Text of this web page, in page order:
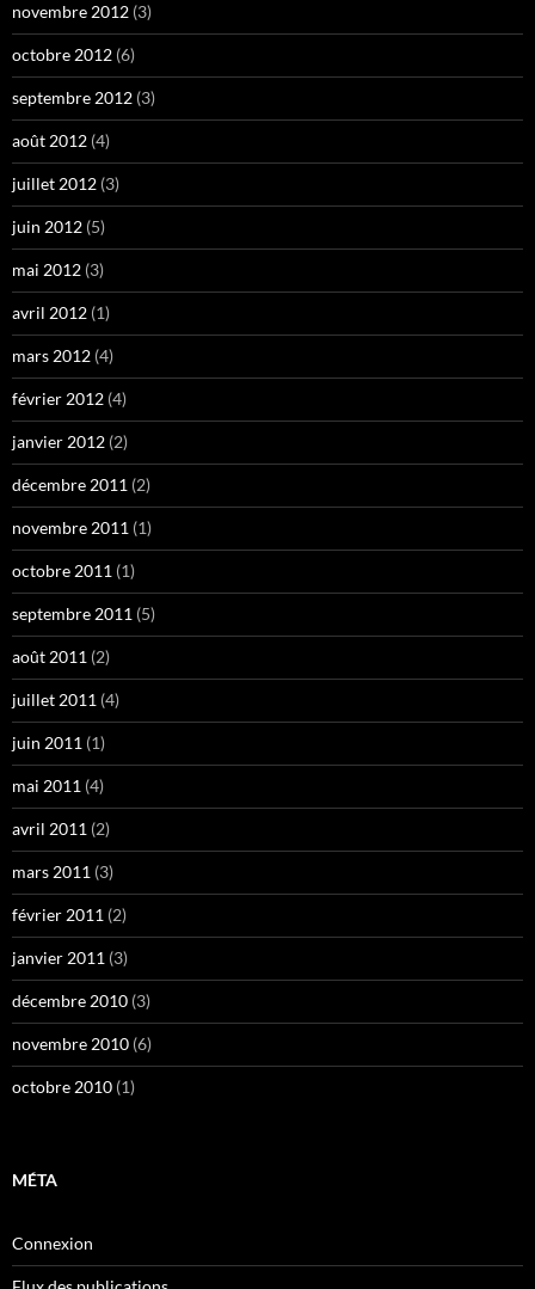
novembre 2012 (3)
octobre 2012 (6)
septembre 2012 (3)
août 2012 (4)
juillet 2012 (3)
juin 2012 (5)
mai 2012 (3)
avril 2012 (1)
mars 2012 (4)
février 2012 (4)
janvier 2012 (2)
décembre 2011 (2)
novembre 2011 (1)
octobre 2011 (1)
septembre 2011 (5)
août 2011 (2)
juillet 2011 (4)
juin 2011 (1)
mai 2011 (4)
avril 2011 (2)
mars 2011 (3)
février 2011 (2)
janvier 2011 (3)
décembre 2010 (3)
novembre 2010 (6)
octobre 2010 (1)
MÉTA
Connexion